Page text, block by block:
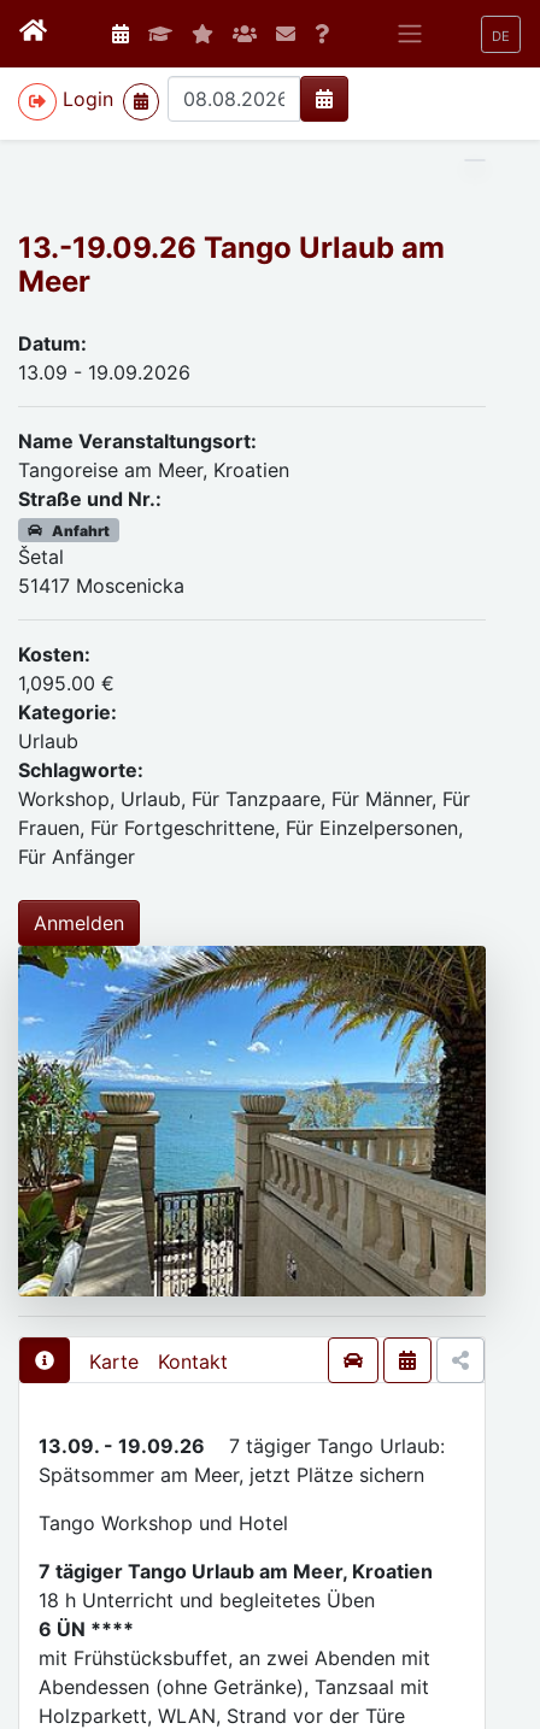
DE
Login
>
13.-19.09.26 Tango Urlaub am
Meer
Datum:
13.09 - 19.09.2026
Name Veranstaltungsort:
Tangoreise am Meer, Kroatien
Straße und Nr.:
Anfahrt
Šetal
51417 Moscenicka
Kosten:
1,095.00 €
Kategorie:
Urlaub
Schlagworte:
Workshop, Urlaub, Für Tanzpaare, Für Männer, Für
Frauen, Für Fortgeschrittene, Für Einzelpersonen,
Für Anfänger
Anmelden
Karte Kontakt
13.09. - 19.09.26 7 tägiger Tango Urlaub:
Spätsommer am Meer, jetzt Plätze sichern
Tango Workshop und Hotel
7 tägiger Tango Urlaub am Meer, Kroatien
18 h Unterricht und begleitetes Üben
6 ÜN ****
mit Frühstücksbuffet, an zwei Abenden mit
Abendessen (ohne Getränke), Tanzsaal mit
Holzparkett, WLAN, Strand vor der Türe